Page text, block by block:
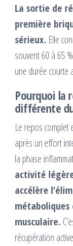
La sortie de
première
sérieux. Elle
souvent 60 à 65
une durée courte
Pourquoi la
différente
Le repos complet
après un effort
la phase
activité
accélère
musculaire.
récupération